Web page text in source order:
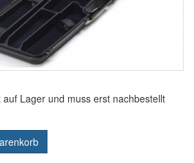
auf Lager und muss erst nachbestellt